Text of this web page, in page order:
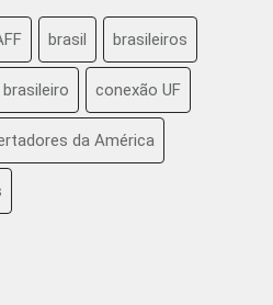
brasil brasileiros
conexão UF
da América